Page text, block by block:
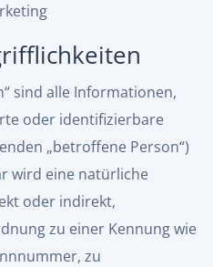
sind alle Informationen,
oder identifizierbare
„betroffene Person“)
wird eine natürliche
oder indirekt,
zu einer Kennung wie
zu